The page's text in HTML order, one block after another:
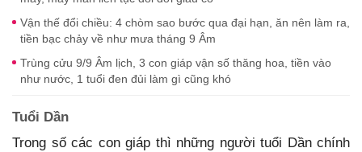
Vận thế đổi chiều: 4 chòm sao bước qua đại hạn, ăn nên làm ra,
tiền bạc chảy về như mưa tháng 9 Âm
Trùng cửu 9/9 Âm lịch, 3 con giáp vận số thăng hoa, tiền vào
như nước, 1 tuổi đen đủi làm gì cũng khó
Tuổi Dần
Trong số các con giáp thì những người tuổi Dần chính